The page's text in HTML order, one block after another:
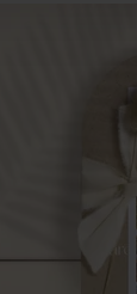
Save the date